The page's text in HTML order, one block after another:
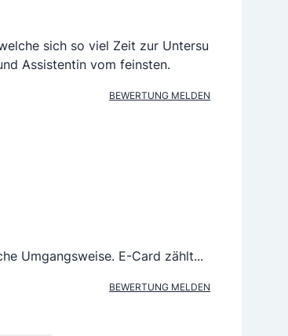
sich so viel Zeit zur Untersu
Assistentin vom feinsten.
BEWERTUNG MELDEN
Umgangsweise. E-Card zählt...
BEWERTUNG MELDEN